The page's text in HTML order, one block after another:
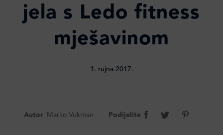
jela s Ledo fitness
mješavinom
1. rujna 2017.
Autor Marko Vukman Podijelite